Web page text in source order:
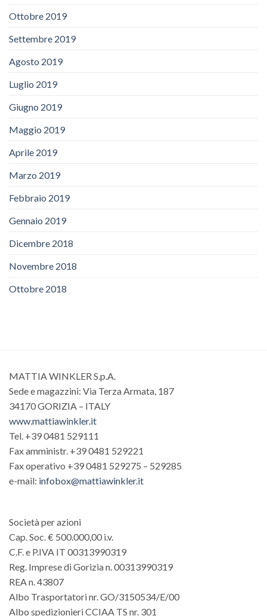
Ottobre 2019
Settembre 2019
Agosto 2019
Luglio 2019
Giugno 2019
Maggio 2019
Aprile 2019
Marzo 2019
Febbraio 2019
Gennaio 2019
Dicembre 2018
Novembre 2018
Ottobre 2018
MATTIA WINKLER S.p.A.
Sede e magazzini: Via Terza Armata, 187
34170 GORIZIA – ITALY
www.mattiawinkler.it
Tel. +39 0481 529111
Fax amministr. +39 0481 529221
Fax operativo +39 0481 529275 – 529285
e-mail: infobox@mattiawinkler.it
Società per azioni
Cap. Soc. € 500.000,00 i.v.
C.F. e P.IVA IT 00313990319
Reg. Imprese di Gorizia n. 00313990319
REA n. 43807
Albo Trasportatori nr. GO/3150534/E/00
Albo spedizionieri CCIAA TS nr. 301